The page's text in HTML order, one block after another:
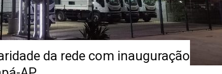
da rede com inauguração